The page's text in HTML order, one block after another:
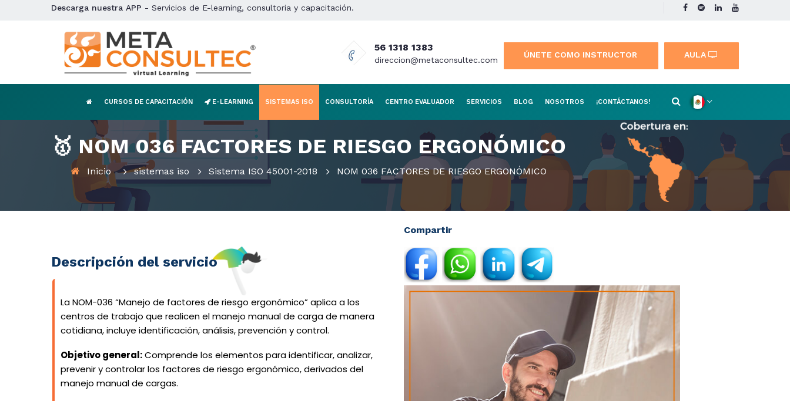
Descarga nuestra APP - Servicios de E-learning, consultoria y capacitación.
AULA
ÚNETE COMO INSTRUCTOR
56 1318 1383
direccion@metaconsultec.com
CURSOS DE CAPACITACIÓN E-LEARNING SISTEMAS ISO CONSULTORÍA CENTRO EVALUADOR SERVICIOS BLOG NOSOTROS ¡CONTÁCTANOS!
🥇 NOM 036 FACTORES DE RIESGO ERGONÓMICO
Inicio sistemas iso Sistema ISO 45001-2018 NOM 036 FACTORES DE RIESGO ERGONÓMICO
Descripción del servicio
La NOM-036 “Manejo de factores de riesgo ergonómico” aplica a los
centros de trabajo que realicen el manejo manual de carga de manera
cotidiana, incluye identificación, análisis, prevención y control.
Objetivo general:Comprende los elementos para identificar, analizar,
prevenir y controlar los factores de riesgo ergonómico, derivados del
manejo manual de cargas.
Compartir